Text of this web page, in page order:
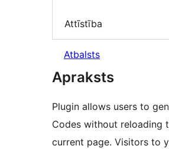
Attīstība
Atbalsts
Apraksts
Plugin allows users to
Codes without reloading
current page. Visitors to